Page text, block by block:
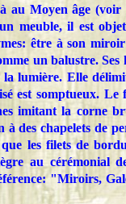
Moyen âge (voir
meuble, il est
être à son
un balustre. Ses
lumière. Elle
est somptueux. Le
imitant la corne
des chapelets de
les filets de
au cérémonial
"Miroirs,